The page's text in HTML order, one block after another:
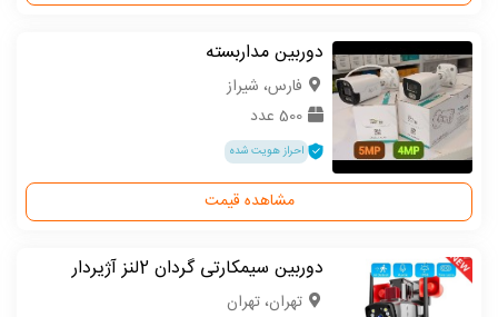
دوربین مداربسته
فارس، شیراز
500 عدد
احراز هویت شده
مشاهده قیمت
دوربین سیمکارتی گردان 2لنز آژیردار
تهران، تهران